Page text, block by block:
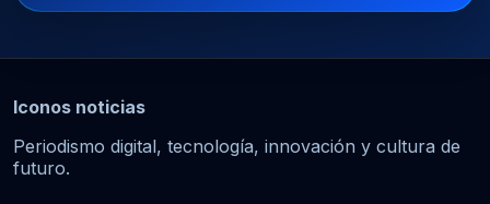
Iconos noticias
Periodismo digital, tecnología, innovación y cultura de
futuro.